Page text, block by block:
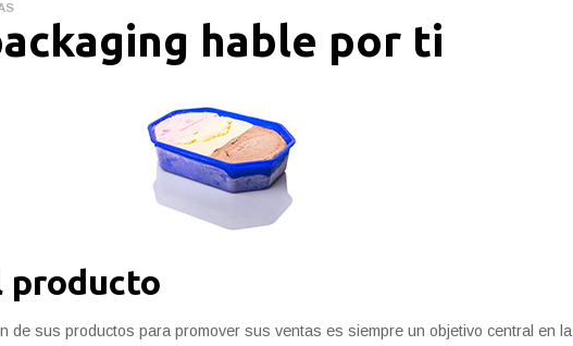
hable por ti
producto
de sus productos para promover sus ventas es siempre un objetivo central en la